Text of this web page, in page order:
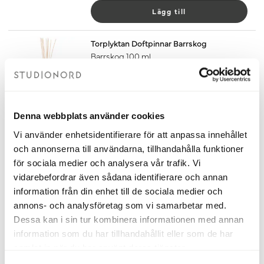
Denna webbplats använder cookies
Vi använder enhetsidentifierare för att anpassa innehållet
och annonserna till användarna, tillhandahålla funktioner
för sociala medier och analysera vår trafik. Vi
vidarebefordrar även sådana identifierare och annan
information från din enhet till de sociala medier och
annons- och analysföretag som vi samarbetar med.
Dessa kan i sin tur kombinera informationen med annan
information som du har tillhandahållit eller som de har
Lägg till
Torplyktan Doftpinnar Barrskog
Barrskog 100 ml
Doftpinnarna från Torplyktan har en
varm, träig doft med inspiration från
Doft med tydliga inslag av gran och tall
som fångar träets friska och livfulla toner
Doften håller i 4-6 månader
Finns även som doftljus
Tillverkad i Sverige
379 kr
Lägg till